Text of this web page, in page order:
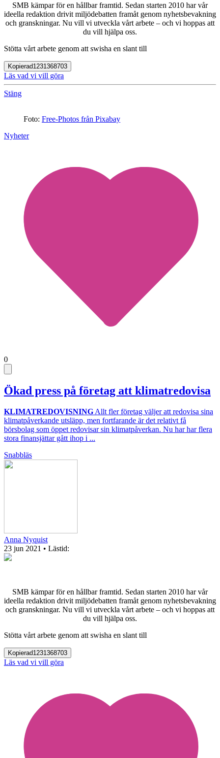
SMB kämpar för en hållbar framtid. Sedan starten 2010 har vår
ideella redaktion drivit miljödebatten framåt genom nyhetsbevakning
och granskningar. Nu vill vi utveckla vårt arbete – och vi hoppas att
du vill hjälpa oss.
Stötta vårt arbete genom att swisha en slant till
Kopierad1231368703
Läs vad vi vill göra
Stäng
Foto: Free-Photos från Pixabay
Nyheter
0
Ökad press på företag att klimatredovisa
KLIMATREDOVISNING Allt fler företag väljer att redovisa sina
klimatpåverkande utsläpp, men fortfarande är det relativt få
börsbolag som öppet redovisar sin klimatpåverkan. Nu har har flera
stora finansjättar gått ihop i ...
Snabbläs
Anna Nyquist
23 jun 2021 • Lästid:
SMB kämpar för en hållbar framtid. Sedan starten 2010 har vår
ideella redaktion drivit miljödebatten framåt genom nyhetsbevakning
och granskningar. Nu vill vi utveckla vårt arbete – och vi hoppas att
du vill hjälpa oss.
Stötta vårt arbete genom att swisha en slant till
Kopierad1231368703
Läs vad vi vill göra